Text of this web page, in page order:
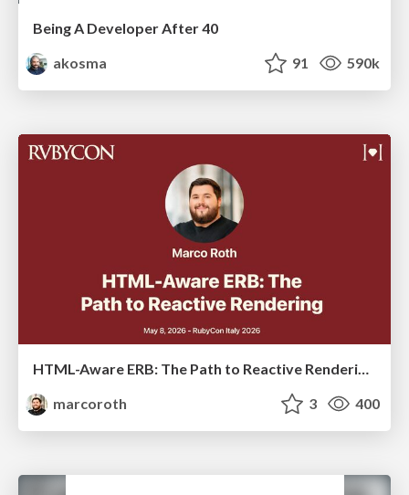
Being A Developer After 40
akosma
91 590k
HTML-Aware ERB: The Path to Reactive Rendering @ RubyCon 2026, Rimini, Italy
marcoroth
3 400